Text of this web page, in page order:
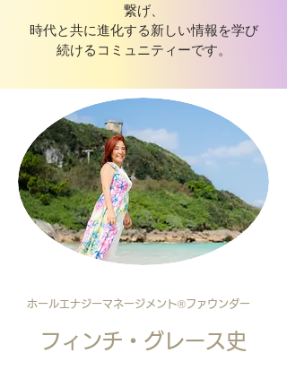
繋げ、
​時代と共に進化する新しい情報を学び
続けるコミュニティーです。
ホールエナジーマネージメント®️ファウンダー
​フィンチ・グレース史